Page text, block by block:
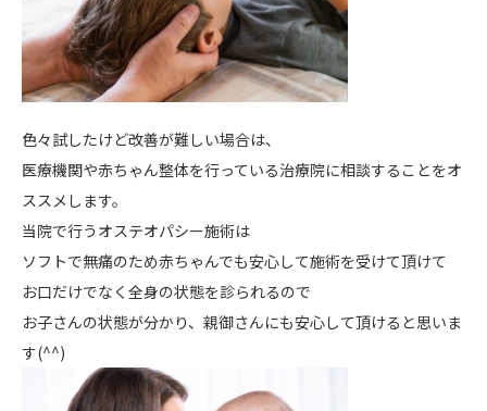
色々試したけど改善が難しい場合は、
医療機関や赤ちゃん整体を行っている治療院に相談することをオ
ススメします。
当院で行うオステオパシー施術は
ソフトで無痛のため赤ちゃんでも安心して施術を受けて頂けて
お口だけでなく全身の状態を診られるので
お子さんの状態が分かり、親御さんにも安心して頂けると思いま
す(^^)